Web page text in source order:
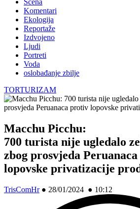
Scena
Komentari
Ekologija
Reportaže
Izdvojeno
Ljudi
Portreti
Voda
oslobađanje zbilje
TORTURIZAM
Macchu Picchu:
700 turista nije ugledalo
zbog prosvjeda
lopovske privatizacije
TrisComHr● 28/01/2024 ● 10:12